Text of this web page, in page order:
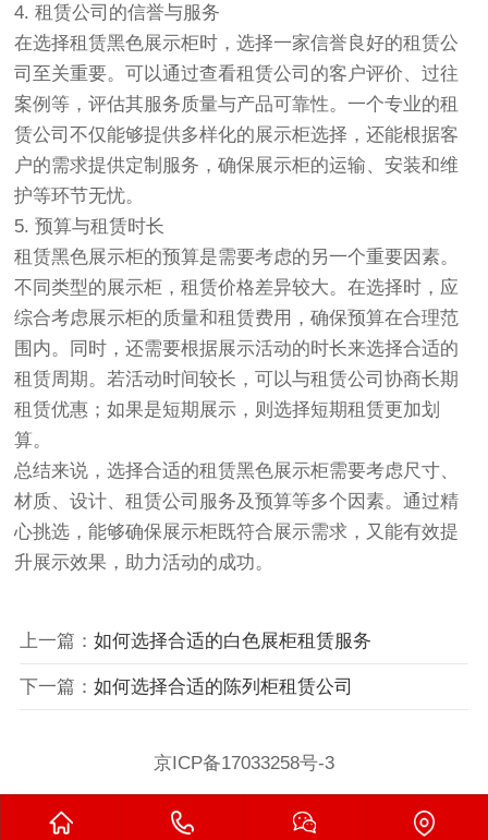
4. 租赁公司的信誉与服务
在选择租赁黑色展示柜时，选择一家信誉良好的租赁公
司至关重要。可以通过查看租赁公司的客户评价、过往
案例等，评估其服务质量与产品可靠性。一个专业的租
赁公司不仅能够提供多样化的展示柜选择，还能根据客
户的需求提供定制服务，确保展示柜的运输、安装和维
护等环节无忧。
5. 预算与租赁时长
租赁黑色展示柜的预算是需要考虑的另一个重要因素。
不同类型的展示柜，租赁价格差异较大。在选择时，应
综合考虑展示柜的质量和租赁费用，确保预算在合理范
围内。同时，还需要根据展示活动的时长来选择合适的
租赁周期。若活动时间较长，可以与租赁公司协商长期
租赁优惠；如果是短期展示，则选择短期租赁更加划
算。
总结来说，选择合适的租赁黑色展示柜需要考虑尺寸、
材质、设计、租赁公司服务及预算等多个因素。通过精
心挑选，能够确保展示柜既符合展示需求，又能有效提
升展示效果，助力活动的成功。
上一篇： 如何选择合适的白色展柜租赁服务
下一篇： 如何选择合适的陈列柜租赁公司
京ICP备17033258号-3